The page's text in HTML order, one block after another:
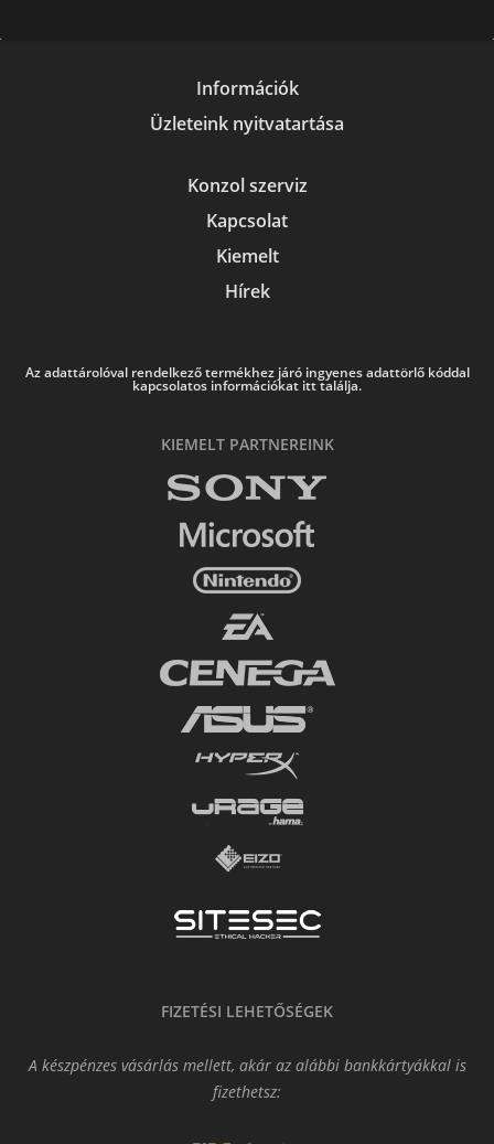
Információk
Üzleteink nyitvatartása
Konzol szerviz
Kapcsolat
Kiemelt
Hírek
Az adattárolóval rendelkező termékhez járó ingyenes adattörlő kóddal
kapcsolatos információkat itt találja.
KIEMELT PARTNEREINK
FIZETÉSI LEHETŐSÉGEK
A készpénzes vásárlás mellett, akár az alábbi bankkártyákkal is
fizethetsz: